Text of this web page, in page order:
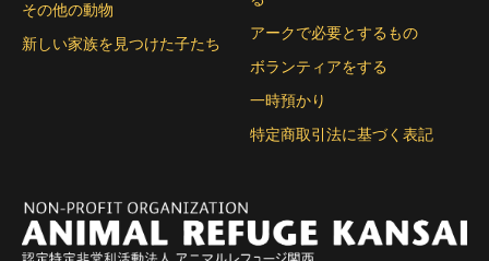
その他の動物
新しい家族を見つけた子たち
アークで必要とするもの
ボランティアをする
一時預かり
特定商取引法に基づく表記